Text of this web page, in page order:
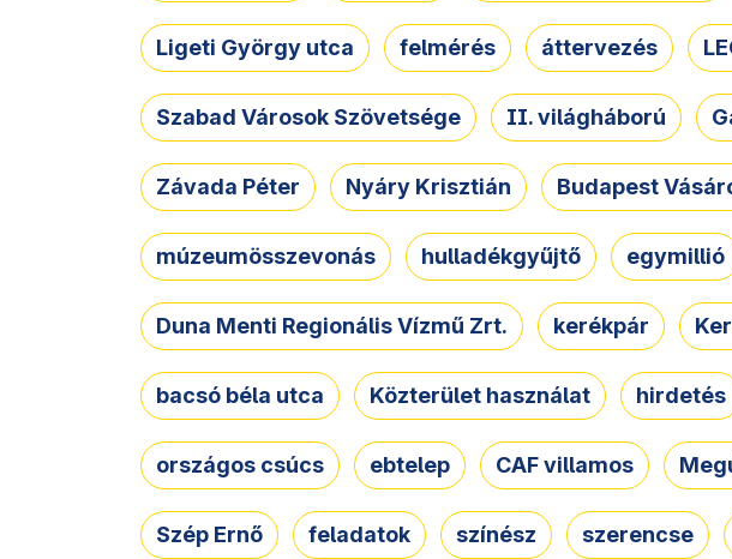
Ligeti György utca felmérés áttervezés
Szabad Városok Szövetsége II. világháború
Závada Péter Nyáry Krisztián Budapest
múzeumösszevonás hulladékgyűjtő egymillió
Duna Menti Regionális Vízmű Zrt. kerékpár
bacsó béla utca Közterület használat hirdetés
országos csúcs ebtelep CAF villamos
Szép Ernő feladatok színész szerencse